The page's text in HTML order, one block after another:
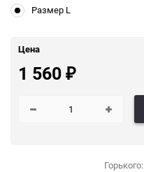
Размер L
Цена
1 560 ₽
Горького: